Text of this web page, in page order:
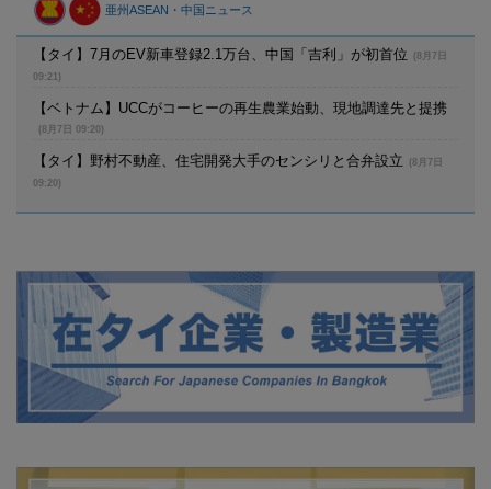
亜州ASEAN・中国ニュース
【タイ】7月のEV新車登録2.1万台、中国「吉利」が初首位
(8月7日
09:21)
【ベトナム】UCCがコーヒーの再生農業始動、現地調達先と提携
(8月7日 09:20)
【タイ】野村不動産、住宅開発大手のセンシリと合弁設立
(8月7日
09:20)